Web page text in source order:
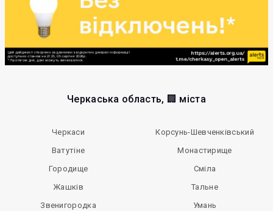
Черкаська область, 🏢 міста
Черкаси
Ватутіне
Городище
Жашків
Звенигородка
Корсунь-Шевченківський
Монастирище
Сміла
Тальне
Умань